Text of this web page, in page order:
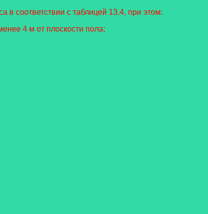
соответствии с таблицей 13.4, при этом:
4 м от плоскости пола;